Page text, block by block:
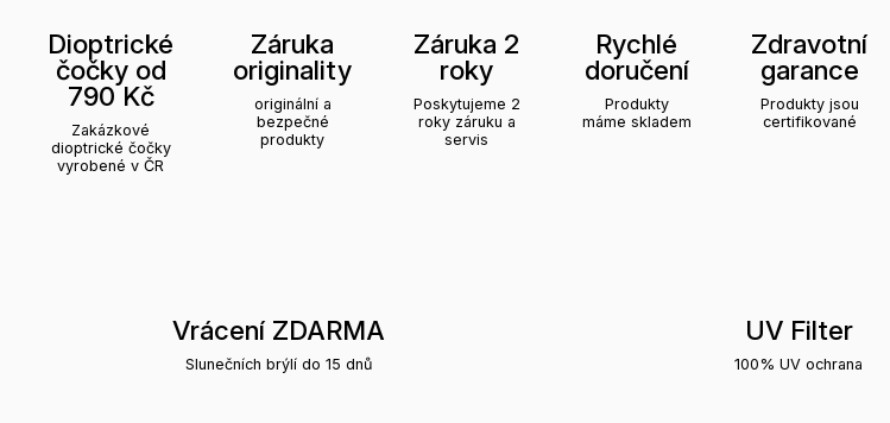
Dioptrické
čočky od
790 Kč
Zakázkové
dioptrické čočky
vyrobené v ČR
Záruka
originality
originální a
bezpečné
produkty
Záruka 2
roky
Poskytujeme 2
roky záruku a
servis
Rychlé
doručení
Produkty
máme skladem
Zdravotní
garance
Produkty jsou
certifikované
Vrácení ZDARMA
Slunečních brýlí do 15 dnů
UV Filter
100% UV ochrana